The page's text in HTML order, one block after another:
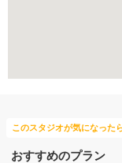
このスタジオが気になった
おすすめのプラン